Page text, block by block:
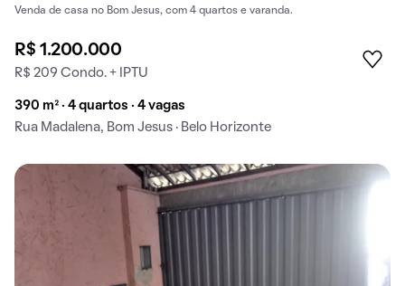
Venda de casa no Bom Jesus, com 4 quartos e varanda.
R$ 1.200.000
R$ 209 Condo. + IPTU
390 m² · 4 quartos · 4 vagas
Rua Madalena, Bom Jesus · Belo Horizonte